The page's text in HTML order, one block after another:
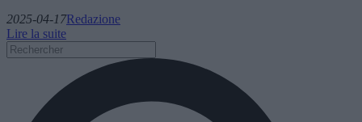
2025-04-17Redazione
Lire la suite